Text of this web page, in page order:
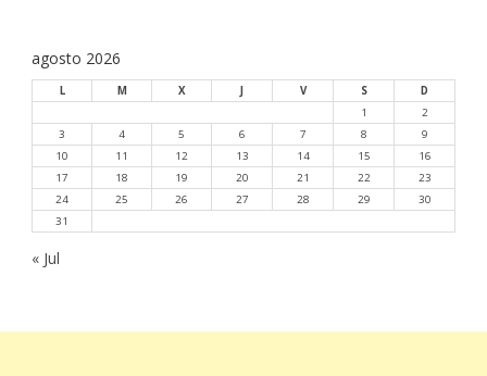
agosto 2026
L M X J V S
D
1
2
3
4 5 6 7 8
9
10
11 12 13 14 15
16
17
18 19 20 21 22
23
24
25 26 27 28 29
30
31
« Jul